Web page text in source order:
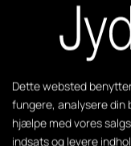
50-140
Vægt:
129 kg
Styring:
Dette websted
fungere, analysere din
hjælpe med vores
indsats og levere